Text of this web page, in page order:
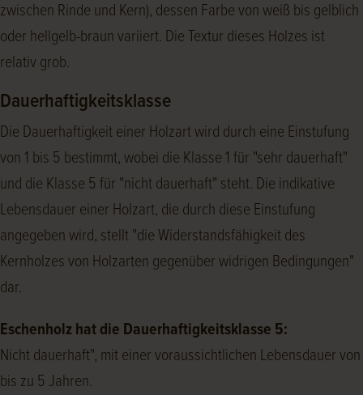
zwischen Rinde und Kern), dessen Farbe von weiß bis gelblich
oder hellgelb-braun variiert. Die Textur dieses Holzes ist
relativ grob.
Dauerhaftigkeitsklasse
Die Dauerhaftigkeit einer Holzart wird durch eine Einstufung
von 1 bis 5 bestimmt, wobei die Klasse 1 für "sehr dauerhaft"
und die Klasse 5 für "nicht dauerhaft" steht. Die indikative
Lebensdauer einer Holzart, die durch diese Einstufung
angegeben wird, stellt "die Widerstandsfähigkeit des
Kernholzes von Holzarten gegenüber widrigen Bedingungen"
dar.
Eschenholz hat die Dauerhaftigkeitsklasse 5:
Nicht dauerhaft", mit einer voraussichtlichen Lebensdauer von
bis zu 5 Jahren.